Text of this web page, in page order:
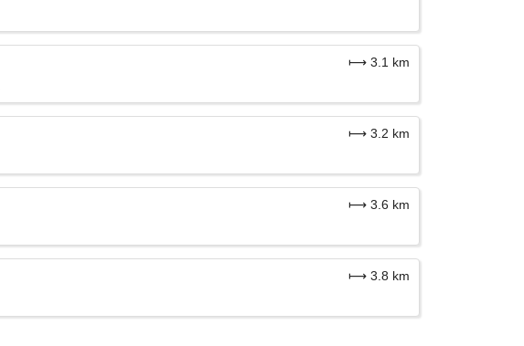
⟼ 3.1 km
⟼ 3.2 km
⟼ 3.6 km
⟼ 3.8 km